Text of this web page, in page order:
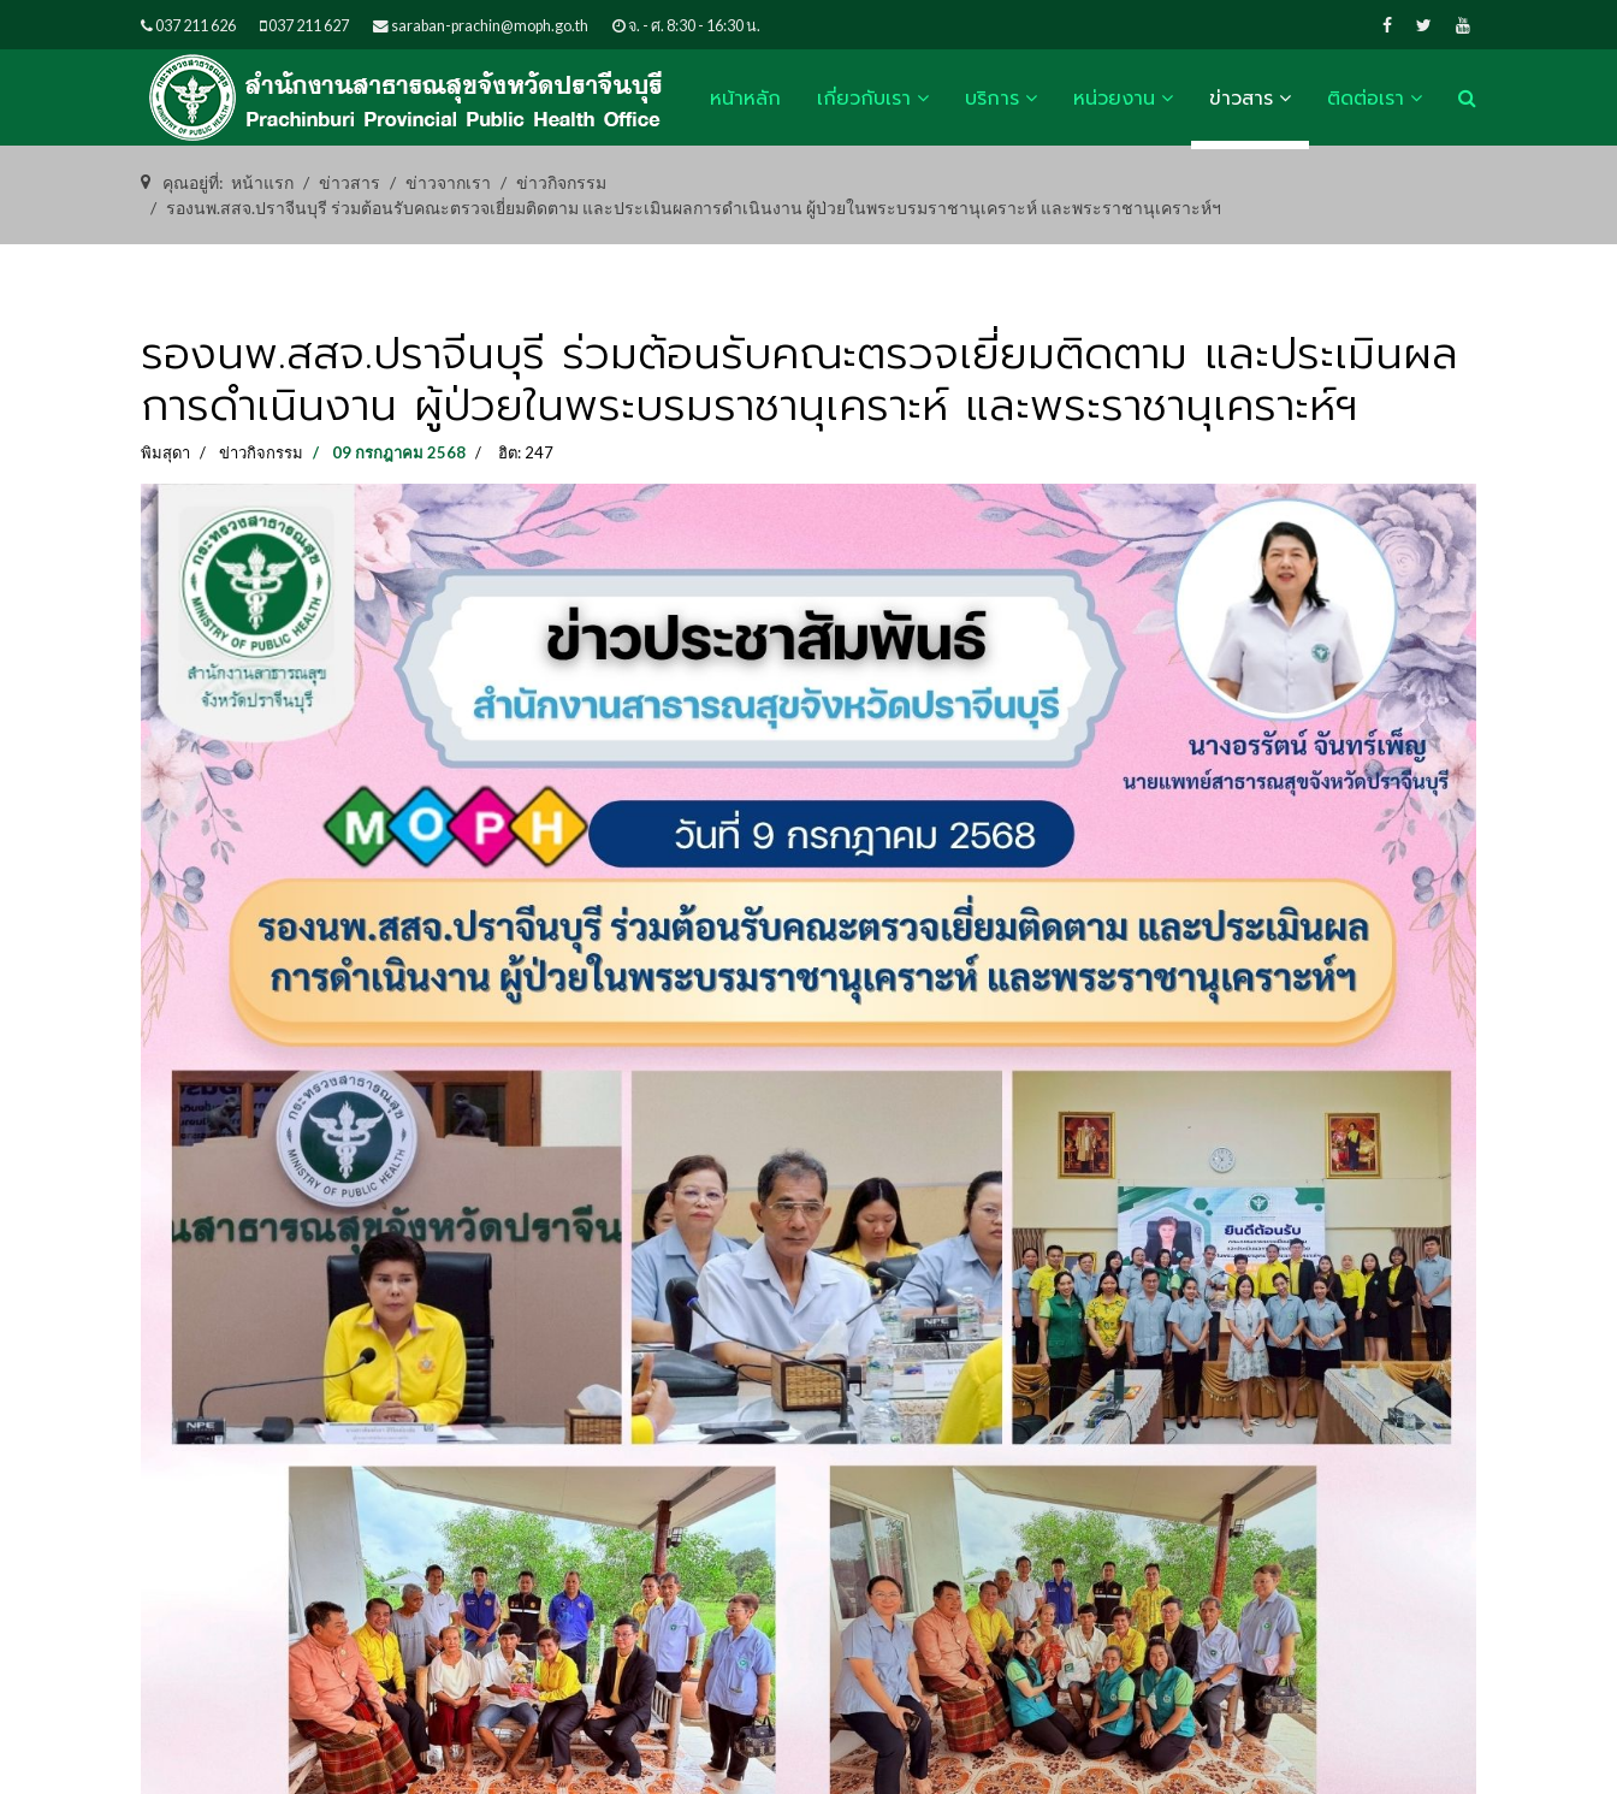
037 211 626 037 211 627 saraban-prachin@moph.go.th จ. - ศ. 8:30 - 16:30 น.
หน้าหลัก เกี่ยวกับเรา บริการ หน่วยงาน ข่าวสาร ติดต่อเรา
คุณอยู่ที่: หน้าแรก ข่าวสาร ข่าวจากเรา
ข่าวกิจกรรม
รองนพ.สสจ.ปราจีนบุรี ร่วมต้อนรับคณะตรวจเยี่ยมติดตาม และประเมินผลการดำเนินงาน ผู้ป่วยในพระบรมราชานุเคราะห์ และพระราชานุเคราะห์ฯ
รองนพ.สสจ.ปราจีนบุรี ร่วมต้อนรับคณะตรวจเยี่ยมติดตาม และประเมินผล
การดำเนินงาน ผู้ป่วยในพระบรมราชานุเคราะห์ และพระราชานุเคราะห์ฯ
พิมสุดา ข่าวกิจกรรม 09 กรกฎาคม 2568 ฮิต: 247